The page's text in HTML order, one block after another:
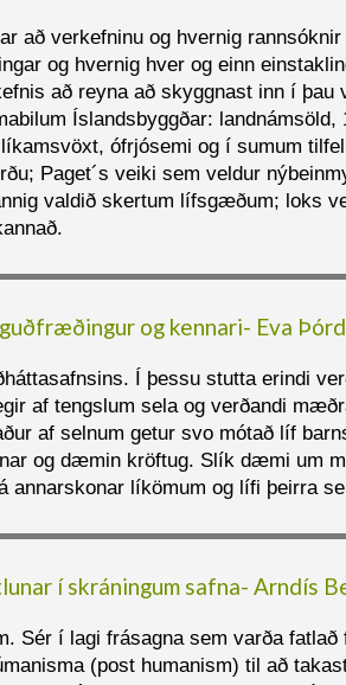
verkefninu og hvernig
og hvernig hver og einn
að reyna að skyggnast inn í þau
Íslandsbyggðar:
ófrjósemi og í sumum
Paget´s veiki sem veldur
valdið skertum lífsgæðum; loks
og kennari- Eva
Í þessu stutta erindi
af tengslum sela og verðandi
af selnum getur svo mótað líf
og dæmin kröftug. Slík dæmi um
annarskonar líkömum og lífi þeirra
í skráningum safna- Arndís
í lagi frásagna sem varða
(post humanism) til að